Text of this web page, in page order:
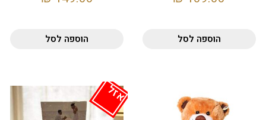
הוספה לסל הוספה לסל
אזל